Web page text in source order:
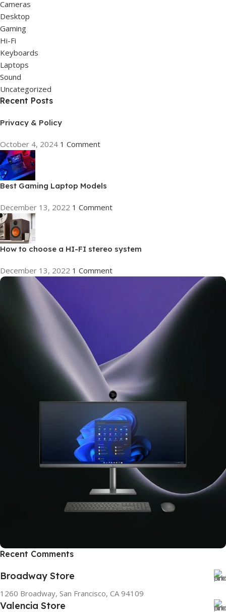
Cameras
Desktop
Gaming
Hi-Fi
Keyboards
Laptops
Sound
Uncategorized
Recent Posts
Privacy & Policy
October 4, 2024 1 Comment
Best Gaming Laptop Models
December 13, 2022 1 Comment
How to choose a HI-FI stereo system
December 13, 2022 1 Comment
HP Envy 34
To Shop
Recent Comments
Broadway Store
1260 Broadway, San Francisco, CA 94109
Valencia Store